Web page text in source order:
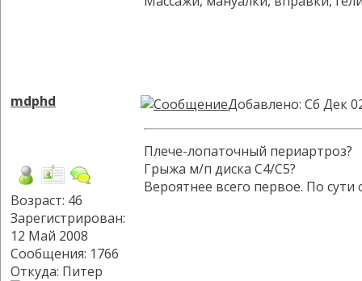
mdphd
Возраст: 46
Зарегистрирован:
12 Май 2008
Сообщения: 1766
Откуда: Питер
Добавлено: Сб Дек
Плече-лопаточный периартроз?
Грыжа м/п диска С4/С5?
Вероятнее всего первое. По